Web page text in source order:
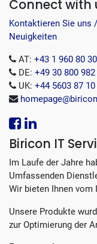
Connect with
Kontaktieren Sie uns
Neuigkeiten
AT: +43 1 960 80 30
DE: +49 30 800
UK: +44 5603 87
Biricon IT
Im Laufe der Jahre
Umfassenden
Wir bieten Ihnen vom
Unsere Produkte
zur Optimierung der